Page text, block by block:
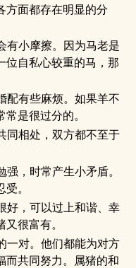
方面都存在明显的分
有小摩擦。因为马老是
位自私心较重的马，那
配有些麻烦。如果羊不
是很过分的。
同相处，双方都不至于
，时常产生小矛盾。
。
好，可以过上和谐、幸
很富有。
一对。他们都能为对方
而共同努力。属猪的和